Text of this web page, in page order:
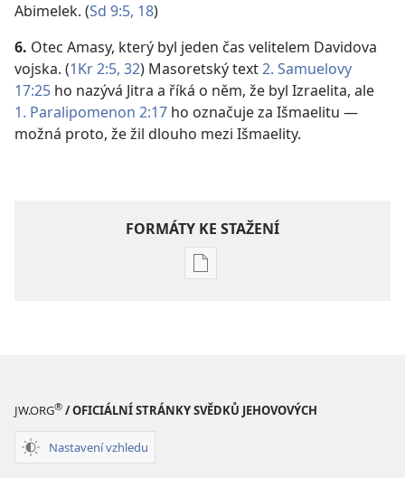
Abimelek. (Sd 9:5, 18)
6. Otec Amasy, který byl jeden čas velitelem Davidova
vojska. (1Kr 2:5, 32) Masoretský text2. Samuelovy
17:25 ho nazývá Jitra a říká o něm, že byl Izraelita, ale
1. Paralipomenon 2:17 ho označuje za Išmaelitu —
možná proto, že žil dlouho mezi Išmaelity.
FORMÁTY KE STAŽENÍ
Formáty
Písma
JW.ORG® / OFICIÁLNÍ STRÁNKY SVĚDKŮ JEHOVOVÝCH
Nastavení vzhledu